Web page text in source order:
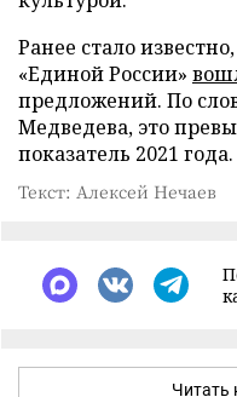
Ранее стало
«Единой России»
предложений. По
Медведева, это
показатель 2021 года.
Текст: Алексей Нечаев
Читать